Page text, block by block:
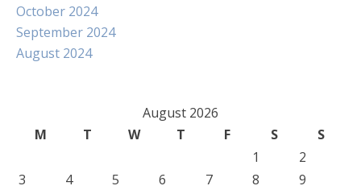
October 2024
September 2024
August 2024
August 2026
M
T W T F S
S
1
2
3
4 5 6 7 8
9